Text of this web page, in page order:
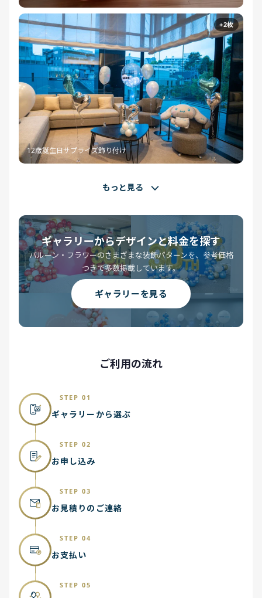
+2枚
12歳誕生日サプライズ飾り付け
もっと見る
ギャラリーからデザインと料金を探す
バルーン・フラワーのさまざまな装飾パターンを、参考価格
つきで多数掲載しています。
ギャラリーを見る
ご利用の流れ
STEP 01
ギャラリーから選ぶ
STEP 02
お申し込み
STEP 03
お見積りのご連絡
STEP 04
お支払い
STEP 05